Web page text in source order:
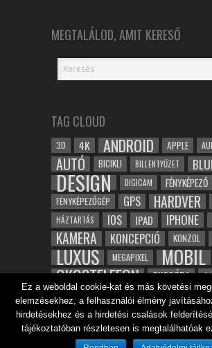
MEGTALÁLOD, AMIT KERESŐ
TAG CLOUD
3D 4K ANDROID APPLE
AUTÓ BICIKLI BILLENTYŰZET
DESIGN DIGICAM FÉNYKÉPEZŐ
FÉNYKÉPEZŐGÉP GPS HARDVER
HÁZTARTÁS IOS IPAD IPHONE
KAMERA KONCEPCIÓ KONZOL
LUXUS MEGAPIXEL MOBIL
OKOSTELEFON OKOSÓRA
ROBOT SAMSUNG SPORT
TESZT VIDEÓ VÍZÁLLÓ WIFI
ÉPÍTÉSZET ÉRINTŐKÉPERNYŐ
Ez a weboldal cookie-kat és más követési
elemzésekhez, a felhasználói élmény
hirdetésekhez és a hirdetési csalások
tájékoztatóban részletesen is megtalálhatóak